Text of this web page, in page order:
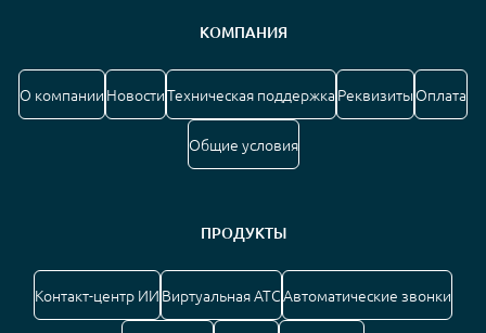
КОМПАНИЯ
О компании НовостиТехническая поддержка Реквизиты Оплата
Общие условия
ПРОДУКТЫ
Контакт-центр ИИ Виртуальная АТСАвтоматические звонки